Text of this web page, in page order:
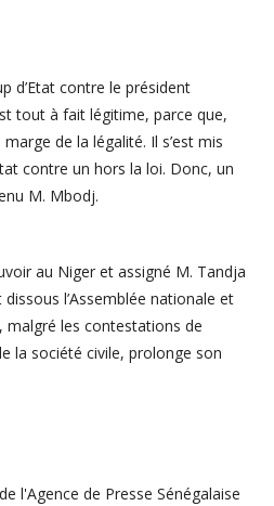
d’Etat contre le président
tout à fait légitime, parce que,
de la légalité. Il s’est mis
contre un hors la loi. Donc, un
M. Mbodj.
au Niger et assigné M. Tandja
l’Assemblée nationale et
malgré les contestations de
la société civile, prolonge son
l'Agence de Presse Sénégalaise